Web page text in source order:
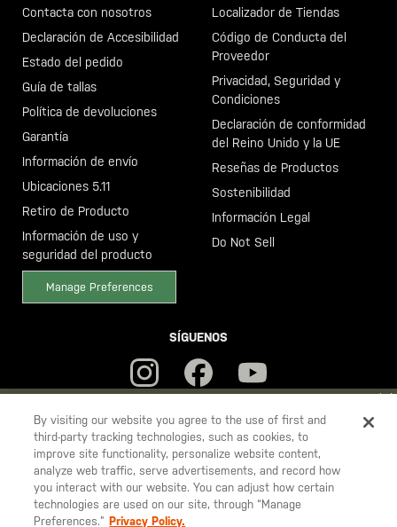
YOU ARE SHOPPING ON OURESPAÑA SITE. WOULD YOU LIKE
TO SHIP TO ANOTHER COUNTRY?
STAY ONESPAÑA
CHANGE COUNTRY
Contacta con nosotros
Declaración de Accesibilidad
Estado del pedido
Guía de tallas
Política de devoluciones
Garantía
Información de envío
Ubicaciones 5.11
Retiro de Producto
Información de uso y
seguridad del producto
Manage Preferences
Localizador de Tiendas
Código de Conducta del
Proveedor
Privacidad, Seguridad y
Condiciones
Declaración de conformidad
del Reino Unido y la UE
Reseñas de Productos
Sostenibilidad
Información Legal
Do Not Sell
SÍGUENOS
5.11
Tactical
By visiting our website you agree to the use of first and
third-party tracking technologies, such as cookies, to
improve site functionality, personalize website content,
analyze web traffic, serve advertisements, and record how
you interact with our website. You can adjust how certain
technologies are used on our site, through “Manage
Preferences.” Privacy Policy.